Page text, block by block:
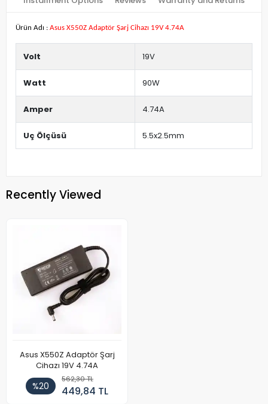
Ürün Adı : Asus X550Z Adaptör Şarj Cihazı 19V 4.74A
Volt 19V
Watt 90W
Amper 4.74A
Uç Ölçüsü 5.5x2.5mm
Recently Viewed
Asus X550Z Adaptör Şarj
Cihazı 19V 4.74A
%20
562,30 TL
449,84 TL